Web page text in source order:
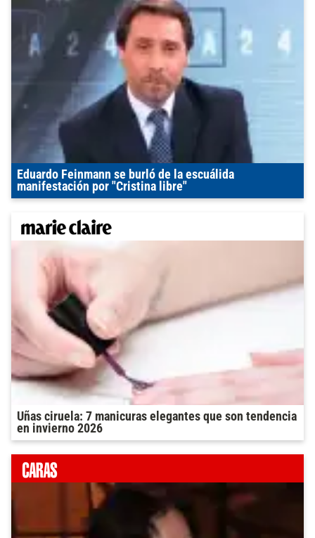
Eduardo Feinmann se burló de la escuálida
manifestación por "Cristina libre"
Uñas ciruela: 7 manicuras elegantes que son tendencia
en invierno 2026